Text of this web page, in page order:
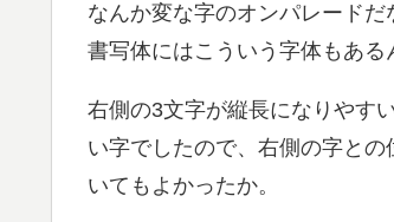
なんか変な字のオンパレードだ
書写体にはこういう字体もある
右側の3文字が縦長になりやす
い字でしたので、右側の字と
いてもよかったか。